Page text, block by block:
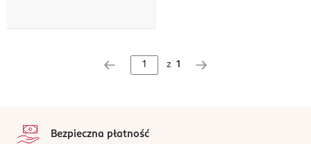
z 1
Bezpieczna płatność